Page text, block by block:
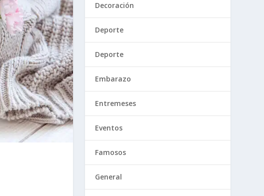
Decoración
Deporte
Deporte
Embarazo
Entremeses
Eventos
Famosos
General